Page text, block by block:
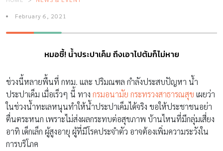
February 6, 2021
หมอชี้! น้ำประปาเค็ม ถึงเอาไปต้มก็ไม่หาย
ช่วงนี้หลายพื้นที่ กทม. และ ปริมณฑล กำลังประสบปัญหา น้ำ
ประปาเค็ม เมื่อเร็วๆ นี้ ทาง กรมอนามัย กระทรวงสาธารณสุข เผยว่า
ในช่วงน้ำทะเลหนุนทำให้น้ำประปาเค็มได้จริง ขอให้ประชาชนอย่า
ตื่นตระหนก เพราะไม่ส่งผลกระทบต่อสุขภาพ บ้านไหนที่มีกลุ่มเสี่ยง
อาทิ เด็กเล็ก ผู้สูงอายุ ผู้ที่มีโรคประจำตัว อาจต้องเพิ่มความระวังใน
การบริโภค